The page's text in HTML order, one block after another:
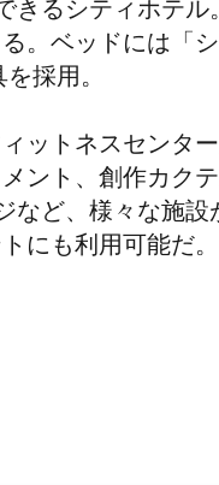
るシティホテル
。ベッドには「
採用。
ットネスセンタ
ント、創作カク
など、様々な施設
にも利用可能だ。